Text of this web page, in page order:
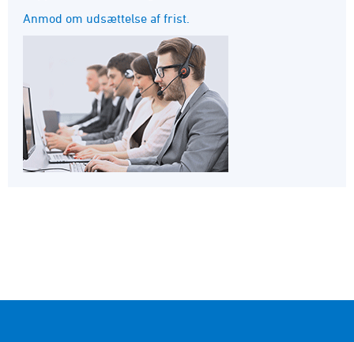
Anmod om udsættelse af frist.